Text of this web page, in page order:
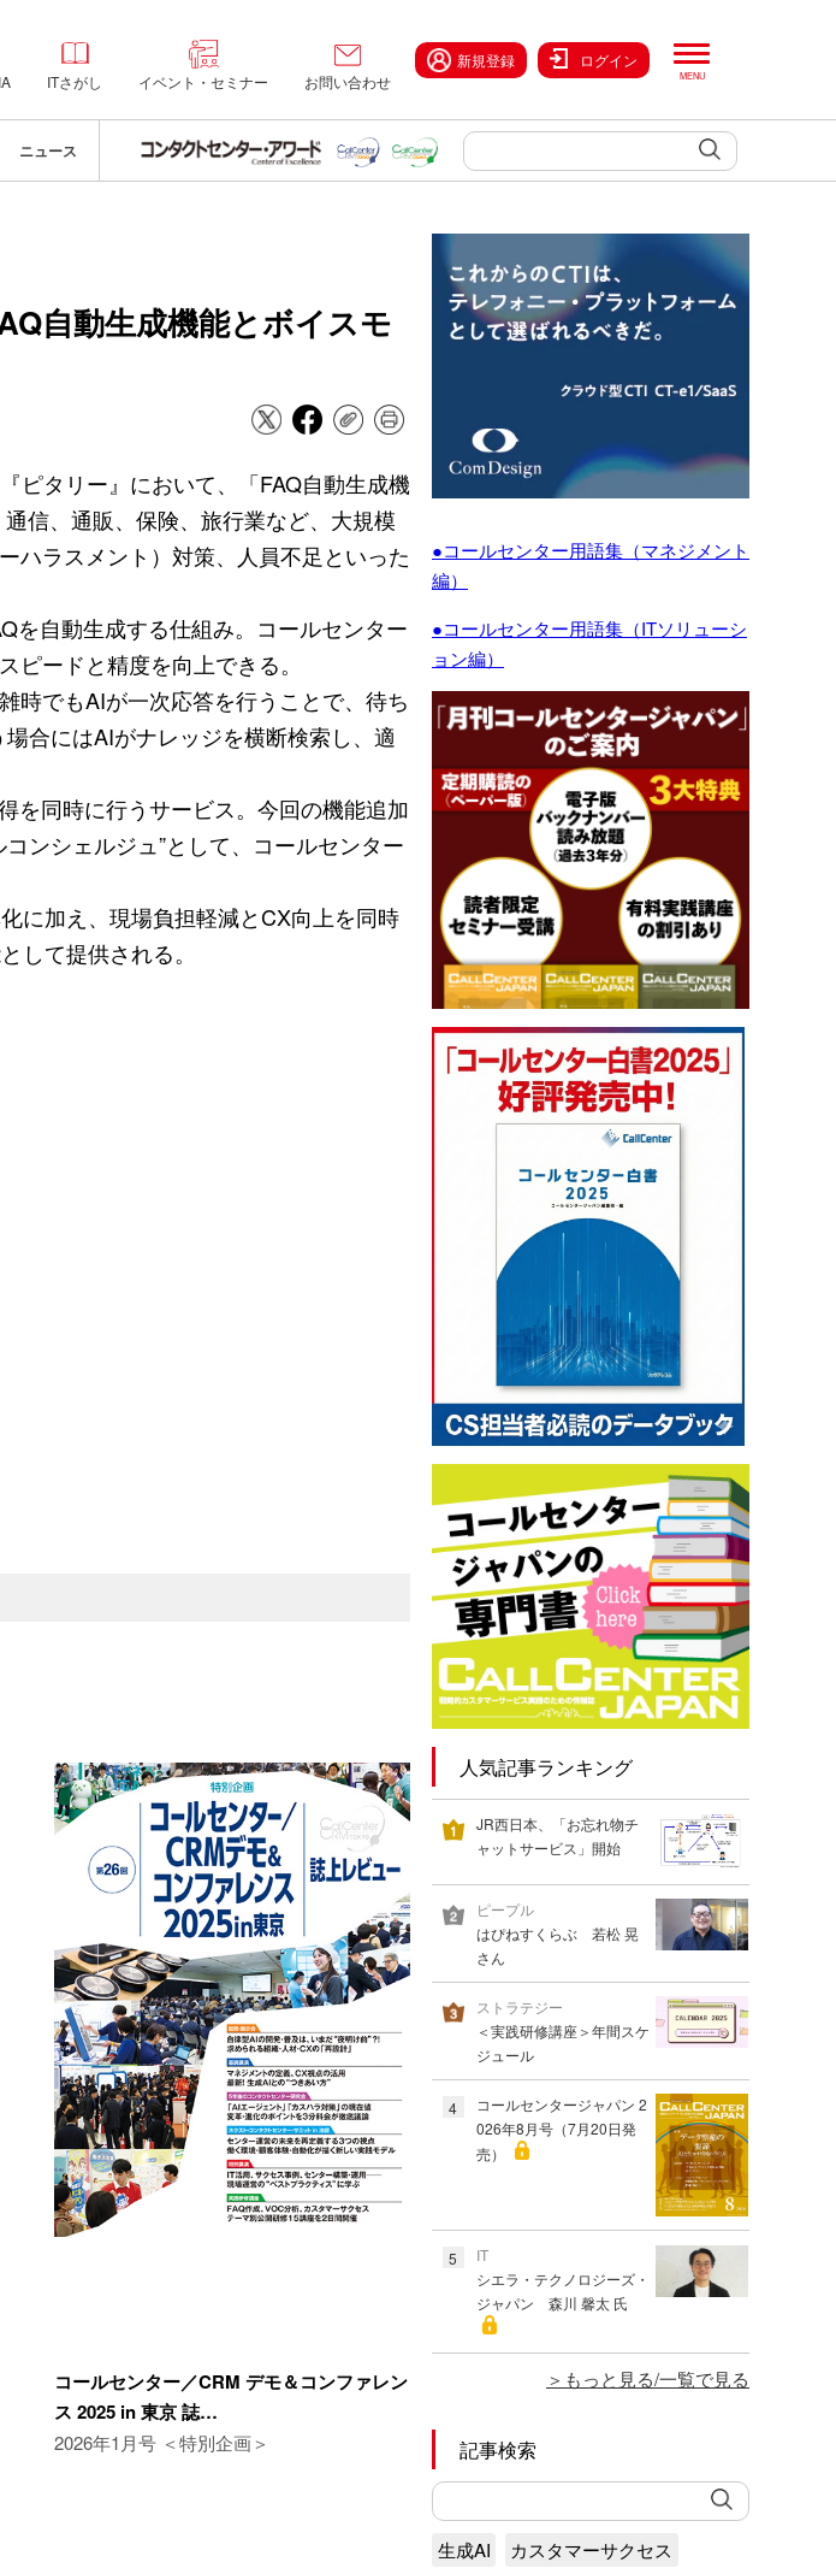
ITさがし イベント・セミナー お問い合わせ
新規登録 ログイン
ニュース
自動生成機能とボイスモ
ピタリー』において、「FAQ自動生成機
信、通販、保険、旅行業など、大規模
ハラスメント）対策、人員不足といった
を自動生成する仕組み。コールセンター
ードと精度を向上できる。
時でもAIが一次応答を行うことで、待ち
合にはAIがナレッジを横断検索し、適
を同時に行うサービス。今回の機能追加
ンシェルジュ”として、コールセンター
に加え、現場負担軽減とCX向上を同時
して提供される。
コールセンター／CRM デモ＆コンファレン
ス 2025 in 東京 誌…
2026年1月号 ＜特別企画＞
●コールセンター用語集（マネジメント
編）
●コールセンター用語集（ITソリューシ
ョン編）
人気記事ランキング
JR西日本、「お忘れ物チ
ャットサービス」開始
ピープル
はぴねすくらぶ 若松 晃
さん
ストラテジー
＜実践研修講座＞年間スケ
ジュール
4
コールセンタージャパン 2
026年8月号（7月20日発
売）
5
IT
シエラ・テクノロジーズ・
ジャパン 森川 馨太 氏
もっと見る/一覧で見る
記事検索
生成AI
カスタマーサクセス